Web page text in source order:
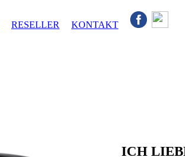
RESELLER KONTAKT
ICH